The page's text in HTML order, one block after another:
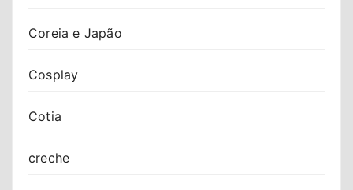
Coreia e Japão
Cosplay
Cotia
creche